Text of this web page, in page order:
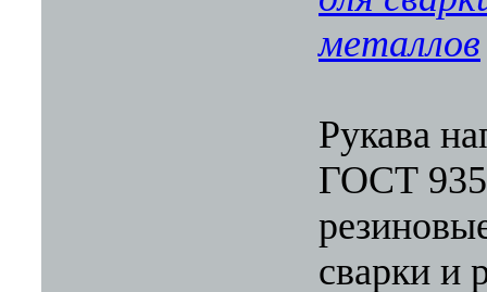
металлов
Рукава
ГОСТ
сварки и